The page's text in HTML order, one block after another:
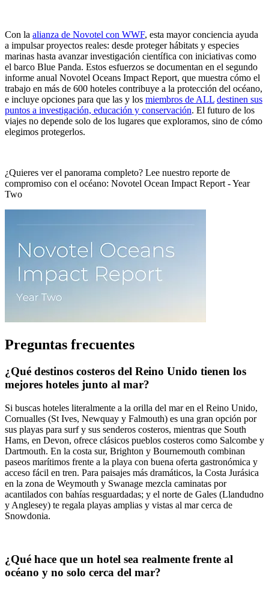
Con la alianza de Novotel con WWF, esta mayor conciencia ayuda
a impulsar proyectos reales: desde proteger hábitats y especies
marinas hasta avanzar investigación científica con iniciativas como
el barco Blue Panda. Estos esfuerzos se documentan en el segundo
informe anual Novotel Oceans Impact Report, que muestra cómo el
trabajo en más de 600 hoteles contribuye a la protección del océano,
e incluye opciones para que las y los miembros de ALL destinen sus
puntos a investigación, educación y conservación. El futuro de los
viajes no depende solo de los lugares que exploramos, sino de cómo
elegimos protegerlos.
¿Quieres ver el panorama completo? Lee nuestro reporte de
compromiso con el océano: Novotel Ocean Impact Report - Year
Two
Preguntas frecuentes
¿Qué destinos costeros del Reino Unido tienen los
mejores hoteles junto al mar?
Si buscas hoteles literalmente a la orilla del mar en el Reino Unido,
Cornualles (St Ives, Newquay y Falmouth) es una gran opción por
sus playas para surf y sus senderos costeros, mientras que South
Hams, en Devon, ofrece clásicos pueblos costeros como Salcombe y
Dartmouth. En la costa sur, Brighton y Bournemouth combinan
paseos marítimos frente a la playa con buena oferta gastronómica y
acceso fácil en tren. Para paisajes más dramáticos, la Costa Jurásica
en la zona de Weymouth y Swanage mezcla caminatas por
acantilados con bahías resguardadas; y el norte de Gales (Llandudno
y Anglesey) te regala playas amplias y vistas al mar cerca de
Snowdonia.
¿Qué hace que un hotel sea realmente frente al
océano y no solo cerca del mar?